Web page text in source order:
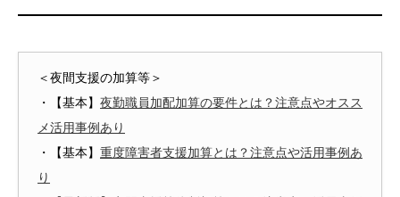
＜夜間支援の加算等＞
・【基本】 夜勤職員加配加算の要件とは？注意点やオスス
メ活用事例あり
・【基本】 重度障害者支援加算とは？注意点や活用事例あ
り